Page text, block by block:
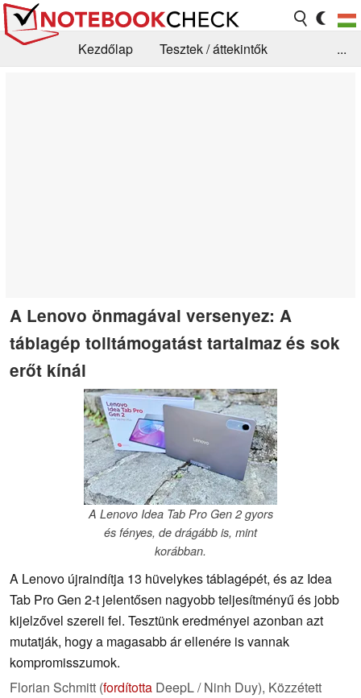
Kezdőlap
Tesztek / áttekintők
...
A Lenovo önmagával versenyez: A
táblagép tolltámogatást tartalmaz és sok
erőt kínál
A Lenovo Idea Tab Pro Gen 2 gyors
és fényes, de drágább is, mint
korábban.
A Lenovo újraindítja 13 hüvelykes táblagépét, és az Idea
Tab Pro Gen 2-t jelentősen nagyobb teljesítményű és jobb
kijelzővel szereli fel. Tesztünk eredményei azonban azt
mutatják, hogy a magasabb ár ellenére is vannak
kompromisszumok.
Florian Schmitt (fordította DeepL / Ninh Duy), Közzétett